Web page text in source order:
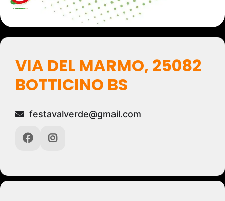
VIA DEL MARMO, 25082
BOTTICINO BS
festavalverde@gmail.com